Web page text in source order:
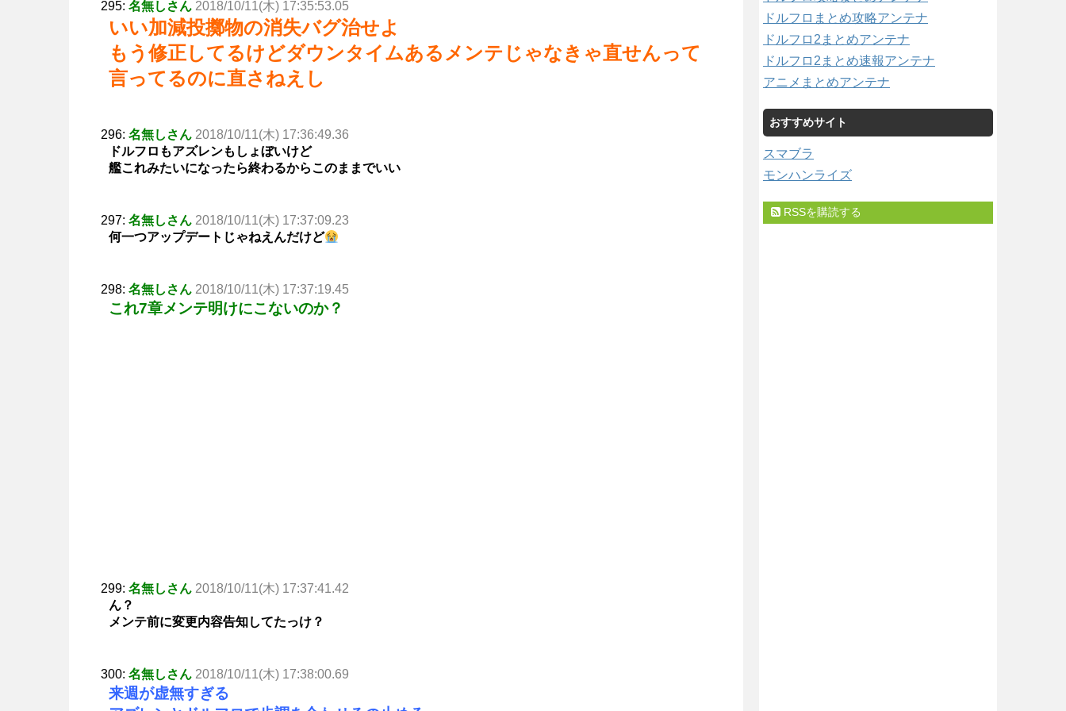
295: 名無しさん 2018/10/11(木) 17:35:53.05
いい加減投擲物の消失バグ治せよ
もう修正してるけどダウンタイムあるメンテじゃなきゃ直せんって
言ってるのに直さねえし
296: 名無しさん 2018/10/11(木) 17:36:49.36
ドルフロもアズレンもしょぼいけど
艦これみたいになったら終わるからこのままでいい
297: 名無しさん 2018/10/11(木) 17:37:09.23
何一つアップデートじゃねえんだけど
298: 名無しさん 2018/10/11(木) 17:37:19.45
これ7章メンテ明けにこないのか？
299: 名無しさん 2018/10/11(木) 17:37:41.42
ん？
メンテ前に変更内容告知してたっけ？
300: 名無しさん 2018/10/11(木) 17:38:00.69
来週が虚無すぎる
ドルフロまとめ攻略アンテナ
ドルフロ2まとめアンテナ
ドルフロ2まとめ速報アンテナ
アニメまとめアンテナ
おすすめサイト
スマブラ
モンハンライズ
RSSを購読する